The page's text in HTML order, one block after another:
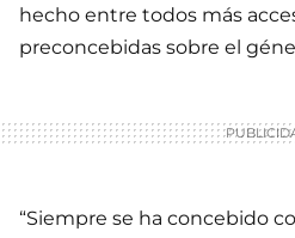
hecho entre todos más
preconcebidas sobre el
“Siempre se ha concebido